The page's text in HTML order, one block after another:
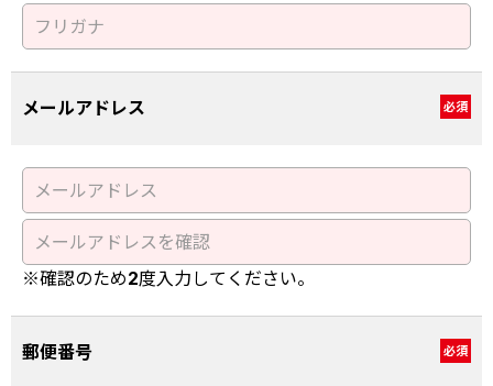
メールアドレス 必須
※確認のため2度入力してください。
郵便番号 必須